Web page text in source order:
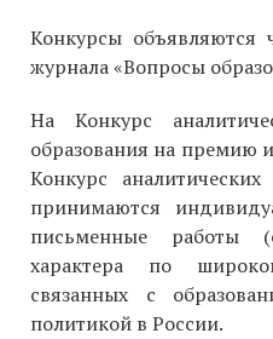
Конкурсы объявляются
журнала «Вопросы
На Конкурс
образования на премию
Конкурс
принимаются
письменные работы
характера по
связанных с
политикой в России.